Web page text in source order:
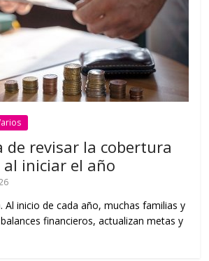
de revisar la cobertura
iniciar el año
Al inicio de cada año, muchas familias y
financieros, actualizan metas y